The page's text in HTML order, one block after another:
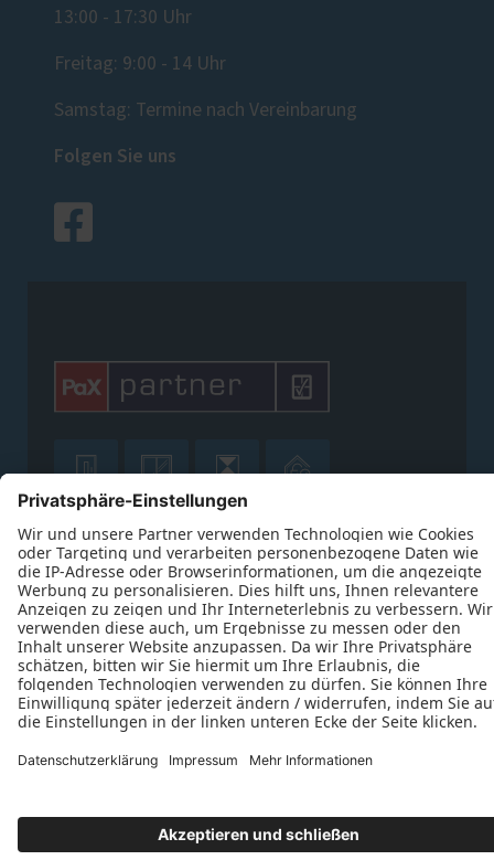
13:00 - 17:30 Uhr
Freitag: 9:00 - 14 Uhr
Samstag: Termine nach Vereinbarung
Folgen Sie uns
   
   
